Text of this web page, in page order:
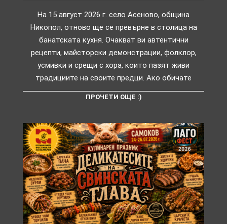
На 15 август 2026 г. село Асеново, община
Никопол, отново ще се превърне в столица на
банатската кухня. Очакват ви автентични
рецепти, майсторски демонстрации, фолклор,
усмивки и срещи с хора, които пазят живи
традициите на своите предци. Ако обичате
ПРОЧЕТИ ОЩЕ :)